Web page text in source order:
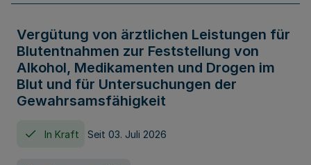
Vergütung von ärztlichen Leistungen für
Blutentnahmen zur Feststellung von
Alkohol, Medikamenten und Drogen im
Blut und für Untersuchungen der
Gewahrsamsfähigkeit
In Kraft Seit 03. Juli 2026